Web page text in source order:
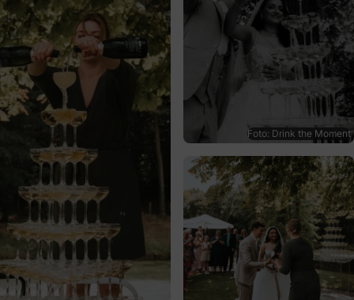
Foto: Drink the Moment